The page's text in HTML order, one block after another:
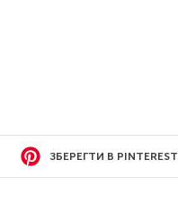
ЗБЕРЕГТИ В PINTEREST